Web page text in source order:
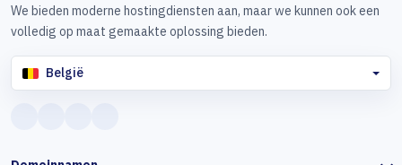
We bieden moderne hostingdiensten aan, maar we kunnen ook een
volledig op maat gemaakte oplossing bieden.
België